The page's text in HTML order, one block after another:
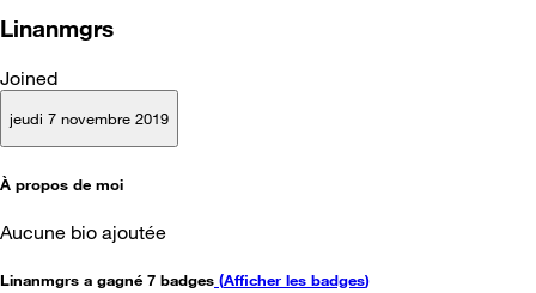
Linanmgrs
Joined
jeudi 7 novembre 2019
À propos de moi
Aucune bio ajoutée
Linanmgrs a gagné 7 badges (Afficher les badges)